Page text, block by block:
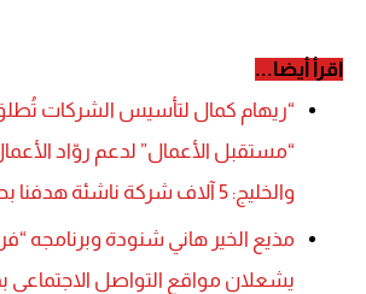
اقرأ أيضا...
“ريهام كمال لتأسيس الشركات
“مستقبل الأعمال” لدعم روّاد
والخليج: 5 آلاف شركة ناشئة هدفنا بحلول 2025″
مذيع الخير هاني شنودة وبرنامجه
يشعلان مواقع التواصل